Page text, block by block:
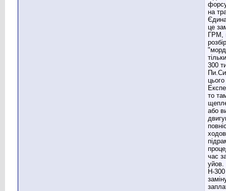
на
це
ГРМ,
300
то
або
час
Н-